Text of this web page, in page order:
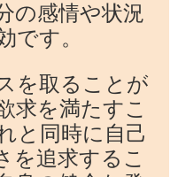
の感情や状況
です。
を取ることが
求を満たすこ
と同時に自己
を追求するこ